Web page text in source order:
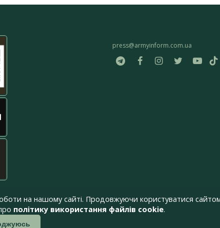
press@armyinform.com.ua
на нашому сайті. Продовжуючи користуватися
політику використання файлів cookie.